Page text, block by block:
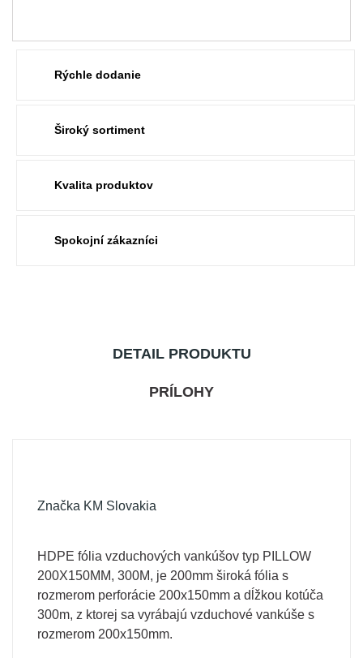
Rýchle dodanie
Široký sortiment
Kvalita produktov
Spokojní zákazníci
DETAIL PRODUKTU
PRÍLOHY
Značka KM Slovakia
HDPE fólia vzduchových vankúšov typ PILLOW
200X150MM, 300M, je 200mm široká fólia s
rozmerom perforácie 200x150mm a dĺžkou kotúča
300m, z ktorej sa vyrábajú vzduchové vankúše s
rozmerom 200x150mm.